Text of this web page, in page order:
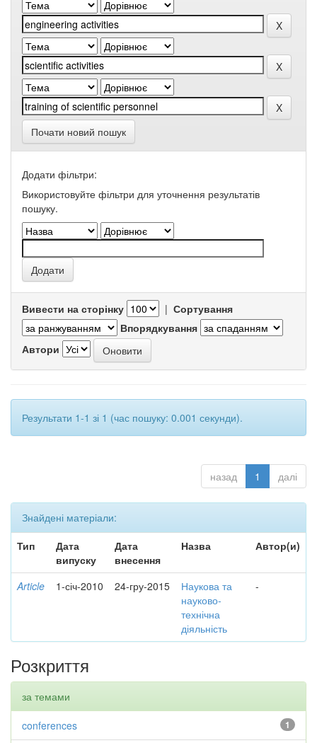
Почати новий пошук
Додати фільтри:
Використовуйте фільтри для уточнення результатів
пошуку.
Вивести на сторінку | Сортування
Впорядкування
Автори
Результати 1-1 зі 1 (час пошуку: 0.001 секунди).
назад 1 далі
Знайдені матеріали:
Тип
Дата
випуску
Дата
внесення
Назва Автор(и)
Article 1-січ-2010 24-гру-2015
Наукова та
науково-
технічна
діяльність
-
Розкриття
за темами
1
conferences